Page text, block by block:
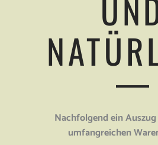
Nachfolgend ein
umfangreichen